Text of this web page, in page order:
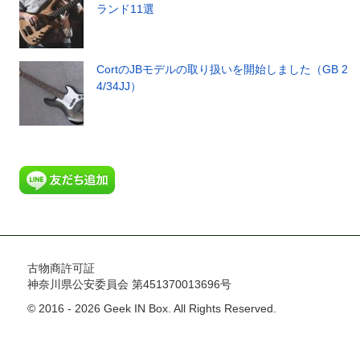
ランド11選
CortのJBモデルの取り扱いを開始しました（GB 2
4/34JJ）
古物商許可証
神奈川県公安委員会 第451370013696号
© 2016 - 2026 Geek IN Box. All Rights Reserved.